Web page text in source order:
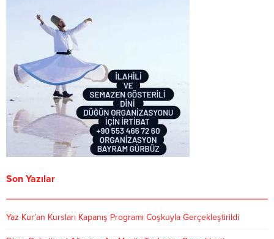
Son Yazılar
Yaz Kur’an Kursları Kapanış Programı Coşkuyla Gerçekleştirildi